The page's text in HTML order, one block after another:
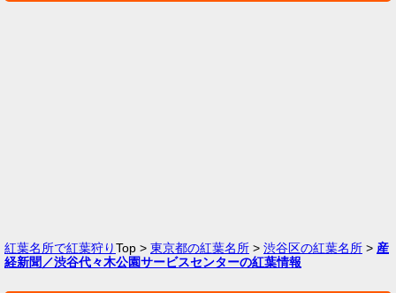
紅葉名所で紅葉狩りTop > 東京都の紅葉名所 > 渋谷区の紅葉名所 > 産
経新聞／渋谷代々木公園サービスセンターの紅葉情報